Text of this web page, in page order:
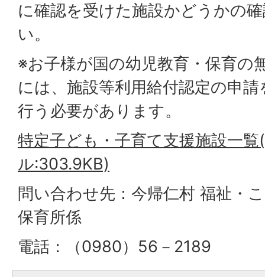
に確認を受けた施設かどうかの
い。
※お子様が国の幼児教育・保育の
には、施設等利用給付認定の申
行う必要があります。
特定子ども・子育て支援施設一
ル:303.9KB)
問い合わせ先：今帰仁村 福祉・
保育所係
電話：（0980）56－2189